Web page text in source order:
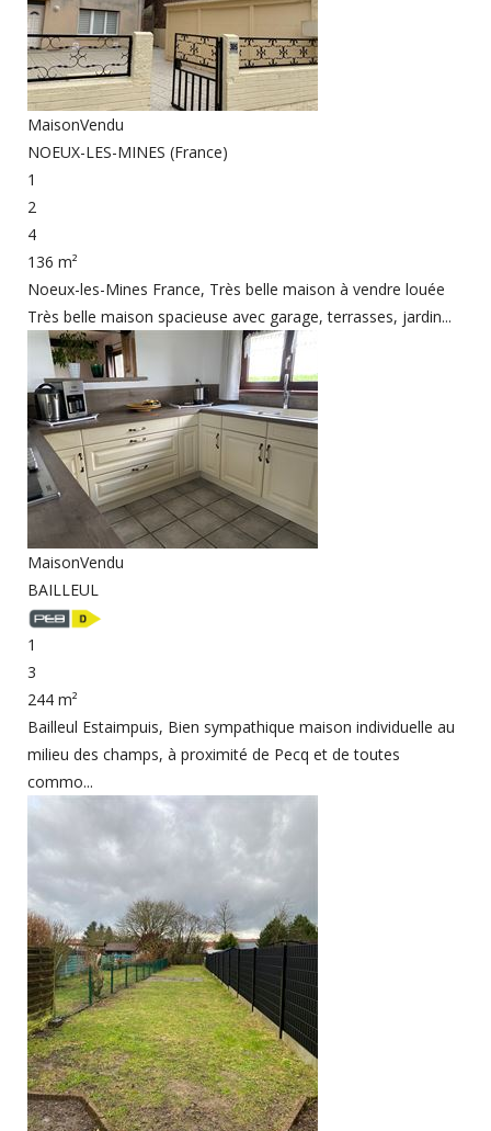
MaisonVendu
NOEUX-LES-MINES (France)
1
2
4
136 m²
Noeux-les-Mines France, Très belle maison à vendre louée
Très belle maison spacieuse avec garage, terrasses, jardin...
MaisonVendu
BAILLEUL
1
3
244 m²
Bailleul Estaimpuis, Bien sympathique maison individuelle au
milieu des champs, à proximité de Pecq et de toutes
commo...